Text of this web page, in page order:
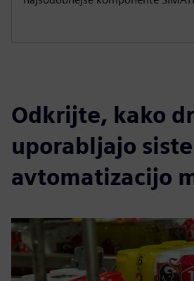
Odkrijte, kako
uporabljajo
avtomatizacijo